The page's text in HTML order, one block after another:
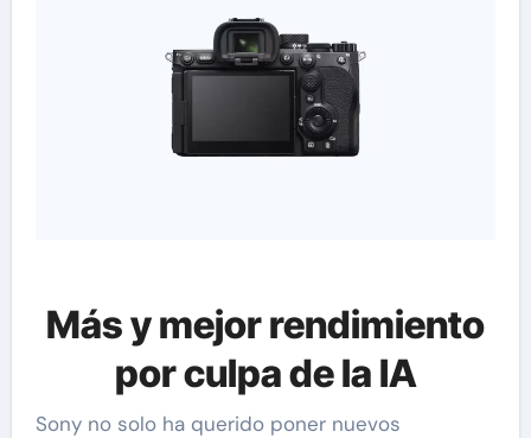
Más y mejor rendimiento
por culpa de la IA
Sony no solo ha querido poner nuevos